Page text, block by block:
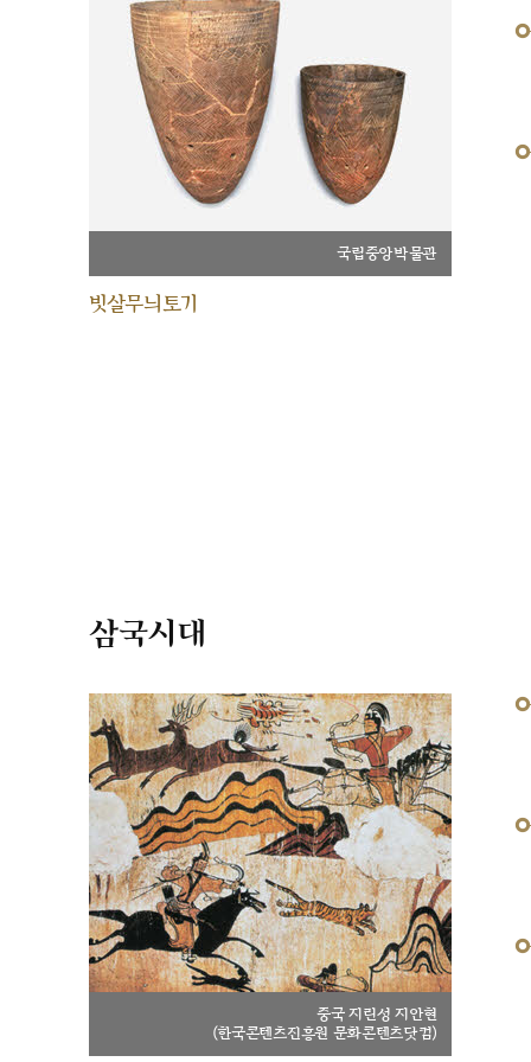
국립중앙박물관
빗살무늬토기
삼국시대
중국 지린성 지안현
(한국콘텐츠진흥원 문화콘텐츠닷컴)